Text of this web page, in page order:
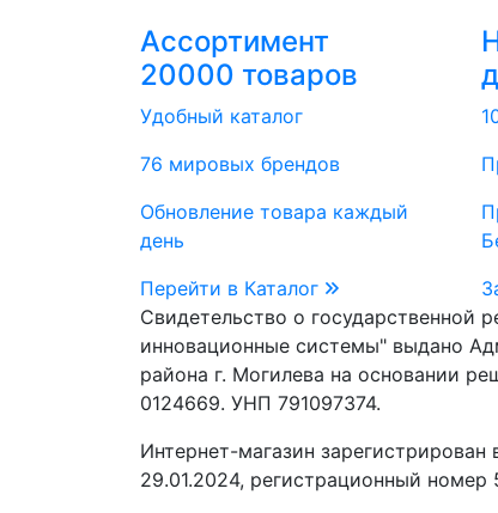
Ассортимент
20000 товаров
Удобный каталог
76 мировых брендов
Обновление товара каждый
день
Перейти в Каталог
Свидетельство о государственной
инновационные системы" выдано
района г. Могилева на основании
0124669. УНП 791097374.
Интернет-магазин
29.01.2024, регистрационный номер